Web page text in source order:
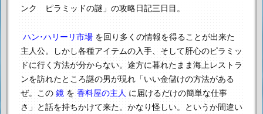
ンク ピラミッドの謎」の攻略日記三日目。
ハン･ハリーリ市場 を回り多くの情報を得ることが出来た
主人公。
しかし各種アイテムの入手、そして肝心のピラミッ
ドに行く方法が分からない。 途方に暮れたまま海上レストラ
ンを訪れたところ謎の男が現れ 「いい金儲けの方法がある
ぜ。この 鏡 を 香料屋の主人 に届けるだけの簡単な仕事
さ」 と話を持ちかけて来た。かなり怪しい。というか間違い